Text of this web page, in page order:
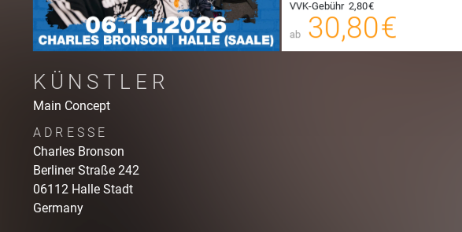
VVK-Gebühr 2,80 €
ab 30,80 €
00
KÜNSTLER
Main Concept
ADRESSE
Charles Bronson
Berliner Straße 242
06112 Halle Stadt
Germany